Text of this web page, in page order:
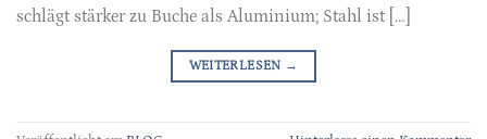
schlägt stärker zu Buche als Aluminium; Stahl ist […]
WEITERLESEN →